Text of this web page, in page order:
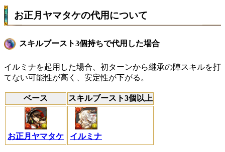
お正月ヤマタケの代用について
スキルブースト3個持ちで代用した場合
イルミナを起用した場合、初ターンから継承の陣スキルを打
てない可能性が高く、安定性が下がる。
ベース スキルブースト3個以上
お正月ヤマタケ イルミナ